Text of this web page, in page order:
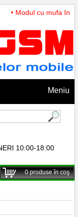
• Modul cu mufa
Meniu
10:00-18:00
0produse în coş